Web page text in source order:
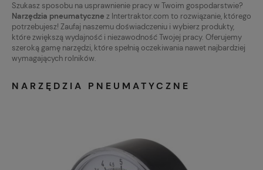
Szukasz sposobu na usprawnienie pracy w Twoim gospodarstwie?
Narzędzia pneumatyczne z Intertraktor.com to rozwiązanie, którego
potrzebujesz! Zaufaj naszemu doświadczeniu i wybierz produkty,
które zwiększą wydajność i niezawodność Twojej pracy. Oferujemy
szeroką gamę narzędzi, które spełnią oczekiwania nawet najbardziej
wymagających rolników.
NARZĘDZIA PNEUMATYCZNE